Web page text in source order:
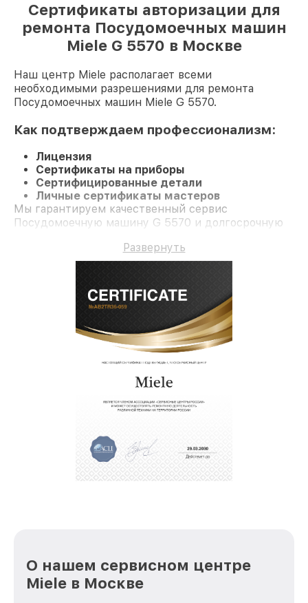
Сертификаты авторизации для
ремонта Посудомоечных машин
Miele G 5570 в Москве
Наш центр Miele располагает всеми
необходимыми разрешениями для ремонта
Посудомоечных машин Miele G 5570.
Как подтверждаем профессионализм:
Лицензия
Сертификаты на приборы
Сертифицированные детали
Личные сертификаты мастеров
Мы гарантируем качественный сервис
Посудомоечную машину G 5570 и долгосрочную
Развернуть
О нашем сервисном центре
Miele в Москве